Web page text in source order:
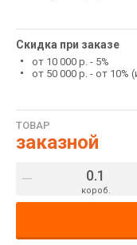
Скидка при заказе
от 10 000 р. - 5%
от 50 000 р. - от 10%
ТОВАР
заказной
– короб.